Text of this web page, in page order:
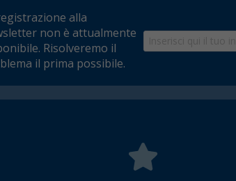
alla
non è attualmente
Risolveremo il
il prima possibile.